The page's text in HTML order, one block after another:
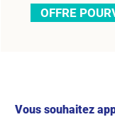
OFFRE
Vous souhaitez